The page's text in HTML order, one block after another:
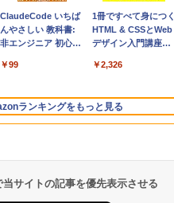
Apple 2026
MacBook Air M5チ
ップ搭載13インチノ
Apple Intelligence、
Retinaディスプレ
イ、24GBユニファイ
ドメモリ、1TB
イト + 3年延長
AppleCare+ for 13イ
￥347,600
【Amazon.co.jp限
定】 HP ノートパソ
コン 15-fd 15.6イン
512GB SSD インテ
￥129,800
Robloxギフトカード
- 2,000 Robux 【限
定バーチャルアイテ
インゲームコード】
ラインコード版
￥3,200
Robloxギフトカード
- 1000 Robux 【限定
バーチャルアイテム
ンゲームコード】 ロ
ンコード版
￥1,600
ClaudeCode いちば
んやさしい 教科書:
非エンジニア 初心者
マニュアル AI副業に
もKindle出版にも！
非エンジニアのため
のAIコーディング入
￥99
1冊ですべて身につく
HTML & CSSとWeb
デザイン入門講座
￥2,326
ランキングをもっと見る
サイトの記事を優先表示させる